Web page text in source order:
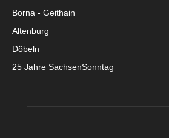
Borna - Geithain
Altenburg
Döbeln
25 Jahre SachsenSonntag